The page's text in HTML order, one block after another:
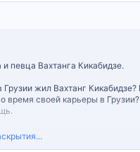
певца Вахтанга Кикабидзе.
жил Вахтанг
своей карьеры в